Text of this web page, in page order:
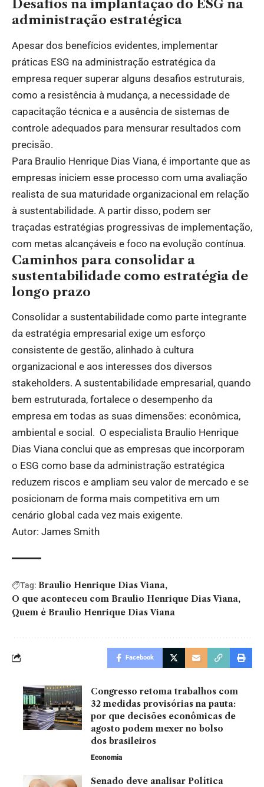
Desafios na implantação do ESG na
administração estratégica
Apesar dos benefícios evidentes, implementar
práticas ESG na administração estratégica da
empresa requer superar alguns desafios estruturais,
como a resistência à mudança, a necessidade de
capacitação técnica e a ausência de sistemas de
controle adequados para mensurar resultados com
precisão.
Para Braulio Henrique Dias Viana, é importante que as
empresas iniciem esse processo com uma avaliação
realista de sua maturidade organizacional em relação
à sustentabilidade. A partir disso, podem ser
traçadas estratégias progressivas de implementação,
com metas alcançáveis e foco na evolução contínua.
Caminhos para consolidar a
sustentabilidade como estratégia de
longo prazo
Consolidar a sustentabilidade como parte integrante
da estratégia empresarial exige um esforço
consistente de gestão, alinhado à cultura
organizacional e aos interesses dos diversos
stakeholders. A sustentabilidade empresarial, quando
bem estruturada, fortalece o desempenho da
empresa em todas as suas dimensões: econômica,
ambiental e social. O especialista Braulio Henrique
Dias Viana conclui que as empresas que incorporam
o ESG como base da administração estratégica
reduzem riscos e ampliam seu valor de mercado e se
posicionam de forma mais competitiva em um
cenário global cada vez mais exigente.
Autor: James Smith
Tag: Braulio Henrique Dias Viana
O que aconteceu com Braulio Henrique Dias Viana
Quem é Braulio Henrique Dias Viana
Facebook
Congresso retoma trabalhos com
32 medidas provisórias na pauta:
por que decisões econômicas de
agosto podem mexer no bolso
dos brasileiros
Economia
Senado deve analisar Política